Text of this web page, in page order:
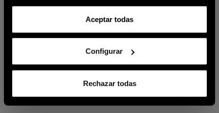
Aceptar todas
Configurar
Rechazar todas